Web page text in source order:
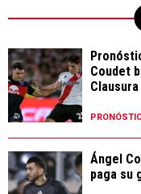
Coudet
Clausura
Ángel
paga su